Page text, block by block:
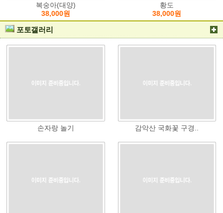
복숭아(대양)
38,000원
황도
38,000원
포토갤러리
손자랑 놀기 감악산 국화꽃 구경..